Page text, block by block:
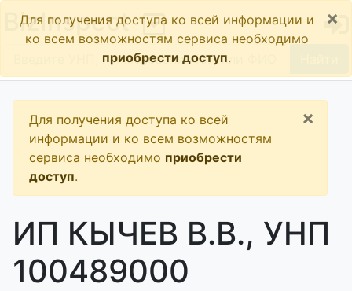
BizInspect
Для получения доступа ко всей информации и
ко всем возможностям сервиса необходимо
приобрести доступ.
×
Для получения доступа ко всей
информации и ко всем возможностям
сервиса необходимо приобрести
доступ.
×
ИП КЫЧЕВ В.В., УНП
100489000